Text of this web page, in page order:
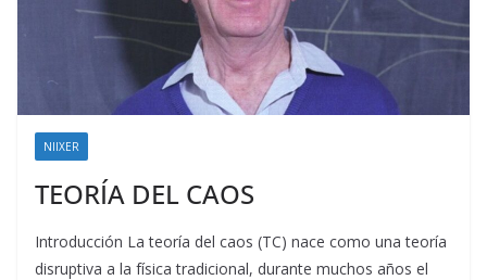
NIIXER
TEORÍA DEL CAOS
Introducción La teoría del caos (TC) nace como una teoría
disruptiva a la física tradicional, durante muchos años el